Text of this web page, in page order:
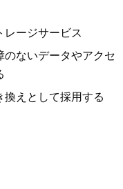
ージサービス
ないデータやアクセ
えとして採用する